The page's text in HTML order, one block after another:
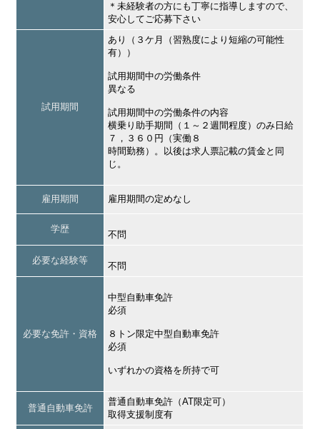
＊未経験者の方にも丁寧に指導しますので、
安心してご応募下さい
試用期間
あり（３ケ月（習熟度により短縮の可能性
有））
試用期間中の労働条件
異なる
試用期間中の労働条件の内容
横乗り助手期間（１～２週間程度）のみ日給
７，３６０円（実働８
時間勤務）。以後は求人票記載の賃金と同
じ。
雇用期間 雇用期間の定めなし
学歴
不問
必要な経験等
不問
必要な免許・資格
中型自動車免許
必須
８トン限定中型自動車免許
必須
いずれかの資格を所持で可
普通自動車免許
普通自動車免許（AT限定可）
取得支援制度有